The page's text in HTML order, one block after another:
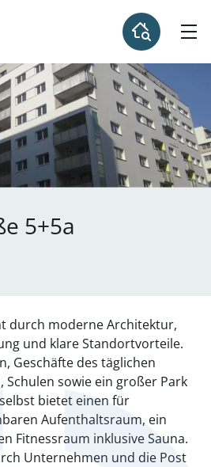
5+5a
durch moderne Architektur,
und klare Standortvorteile.
Geschäfte des täglichen
Schulen sowie ein großer Park
bietet einen für
Aufenthaltsraum, ein
Fitnessraum inklusive Sauna.
Unternehmen und die Post